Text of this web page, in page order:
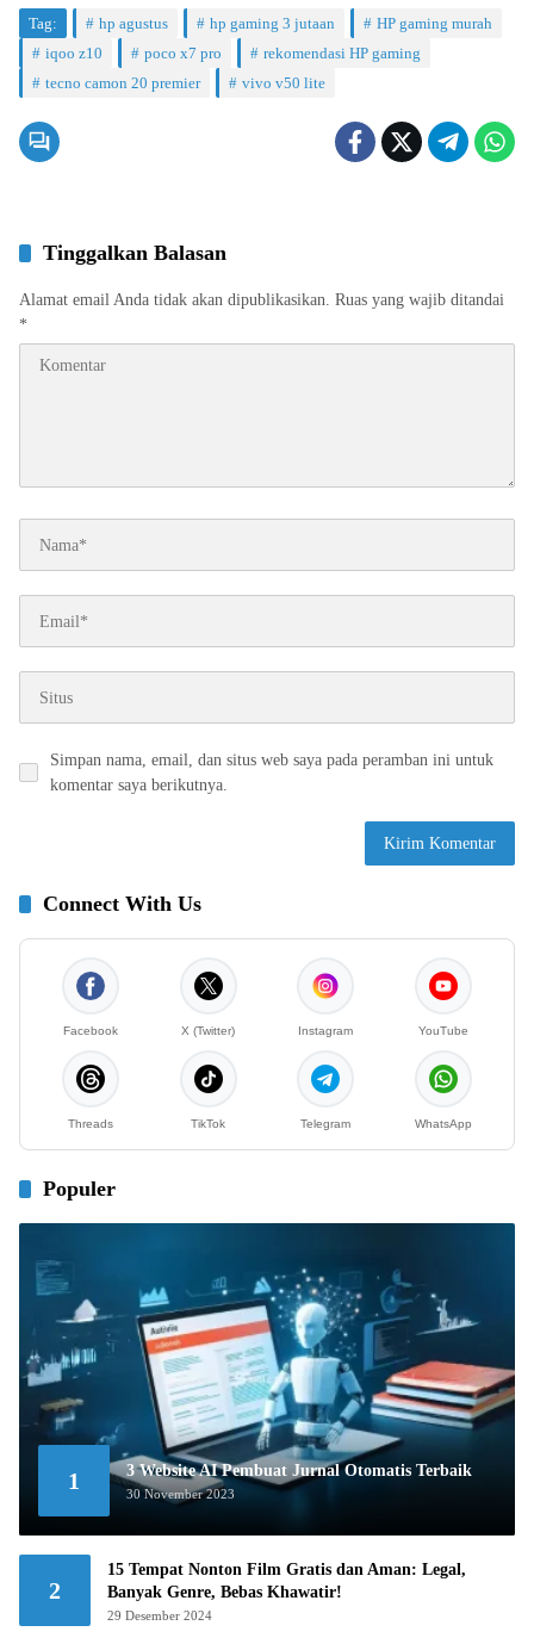
Tag: hp agustus hp gaming 3 jutaan
HP gaming murah
iqoo z10
poco x7 pro
rekomendasi HP gaming
tecno camon 20 premier
vivo v50 lite
Tinggalkan Balasan
Alamat email Anda tidak akan dipublikasikan. Ruas yang wajib ditandai
*
Simpan nama, email, dan situs web saya pada peramban ini untuk
komentar saya berikutnya.
Connect With Us
Facebook X (Twitter) Instagram YouTube
Threads TikTok Telegram WhatsApp
Populer
1 3 Website AI Pembuat Jurnal Otomatis Terbaik
30 November 2023
2
15 Tempat Nonton Film Gratis dan Aman: Legal,
Banyak Genre, Bebas Khawatir!
29 Desember 2024